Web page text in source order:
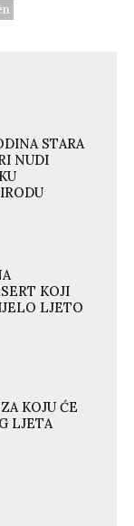
STARA
NUDI
KOJI
LJETO
KOJU ĆE
LJETA